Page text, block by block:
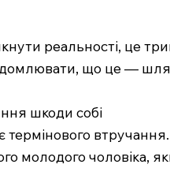
реальності, це
що це —
шкоди собі
молодого чоловіка,